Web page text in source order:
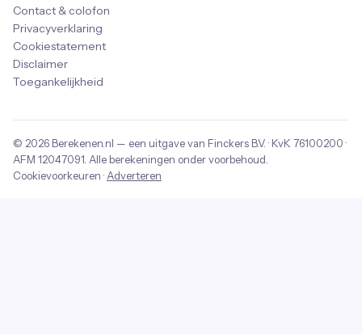
Contact & colofon
Privacyverklaring
Cookiestatement
Disclaimer
Toegankelijkheid
© 2026 Berekenen.nl — een uitgave van Finckers B.V. · KvK 76100200 ·
AFM 12047091 . Alle berekeningen onder voorbehoud.
Cookievoorkeuren · Adverteren